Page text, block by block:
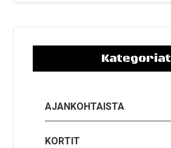
Kategoriat
AJANKOHTAISTA
KORTIT